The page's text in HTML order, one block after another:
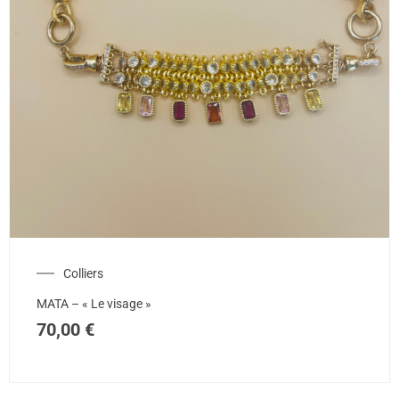
Colliers
MATA – « Le visage »
70,00 €